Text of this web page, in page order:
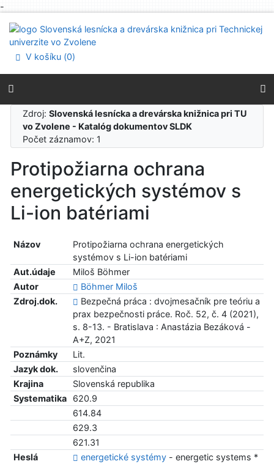
-
Prejsť na menu
Prehlásenie o webovej prístupnosti
V košíku (0)
Zdroj:Slovenská lesnícka a drevárska knižnica pri TU
vo Zvolene - Katalóg dokumentov SLDK
Počet záznamov: 1
Protipožiarna ochrana
energetických systémov s
Li-ion batériami
Názov
Protipožiarna ochrana energetických
systémov s Li-ion batériami
Aut.údaje
Miloš Böhmer
Autor
Böhmer Miloš
Zdroj.dok.
Bezpečná práca : dvojmesačník pre teóriu a
prax bezpečnosti práce. Roč. 52, č. 4 (2021),
s. 8-13. - Bratislava : Anastázia Bezáková -
A+Z, 2021
Poznámky
Lit.
Jazyk dok.
slovenčina
Krajina
Slovenská republika
Systematika
620.9
614.84
629.3
621.31
Heslá
energetické systémy- energetic systems *